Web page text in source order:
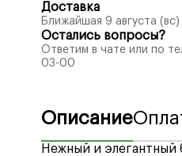
Доставка
Ближайшая 9 августа
Остались вопросы?
Ответим в чате или по
03-00
Описание
Нежный и элегантный